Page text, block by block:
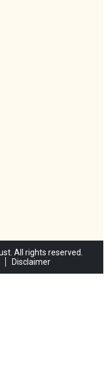
All rights reserved.
Disclaimer